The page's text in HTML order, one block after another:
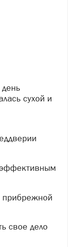
сухой и